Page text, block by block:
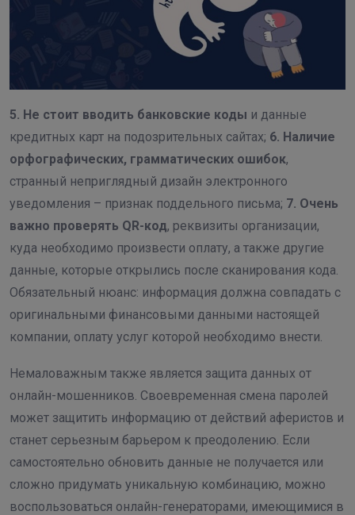
5. Не стоит вводить банковские коды и данные
кредитных карт на подозрительных сайтах; 6. Наличие
орфографических, грамматических ошибок,
странный неприглядный дизайн электронного
уведомления – признак поддельного письма; 7. Очень
важно проверять QR-код, реквизиты организации,
куда необходимо произвести оплату, а также другие
данные, которые открылись после сканирования кода.
Обязательный нюанс: информация должна совпадать с
оригинальными финансовыми данными настоящей
компании, оплату услуг которой необходимо внести.
Немаловажным также является защита данных от
онлайн-мошенников. Своевременная смена паролей
может защитить информацию от действий аферистов и
станет серьезным барьером к преодолению. Если
самостоятельно обновить данные не получается или
сложно придумать уникальную комбинацию, можно
воспользоваться онлайн-генераторами, имеющимися в